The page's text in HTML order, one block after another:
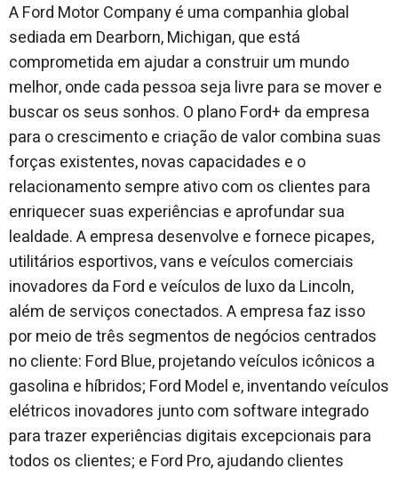
A Ford Motor Company é uma companhia global
sediada em Dearborn, Michigan, que está
comprometida em ajudar a construir um mundo
melhor, onde cada pessoa seja livre para se mover e
buscar os seus sonhos. O plano Ford+ da empresa
para o crescimento e criação de valor combina suas
forças existentes, novas capacidades e o
relacionamento sempre ativo com os clientes para
enriquecer suas experiências e aprofundar sua
lealdade. A empresa desenvolve e fornece picapes,
utilitários esportivos, vans e veículos comerciais
inovadores da Ford e veículos de luxo da Lincoln,
além de serviços conectados. A empresa faz isso
por meio de três segmentos de negócios centrados
no cliente: Ford Blue, projetando veículos icônicos a
gasolina e híbridos; Ford Model e, inventando veículos
elétricos inovadores junto com software integrado
para trazer experiências digitais excepcionais para
todos os clientes; e Ford Pro, ajudando clientes